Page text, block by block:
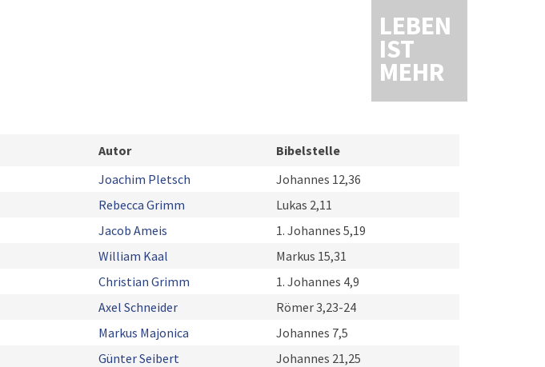
LEBEN
IST
MEHR
Autor Bibelstelle
Joachim Pletsch Johannes 12,36
Rebecca Grimm Lukas 2,11
Jacob Ameis 1. Johannes 5,19
William Kaal Markus 15,31
Christian Grimm 1. Johannes 4,9
Axel Schneider Römer 3,23-24
Markus Majonica Johannes 7,5
Günter Seibert Johannes 21,25